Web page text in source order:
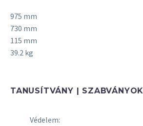
975 mm
730 mm
115 mm
39.2 kg
TANUSÍTVÁNY | SZABVÁNYOK
Védelem: